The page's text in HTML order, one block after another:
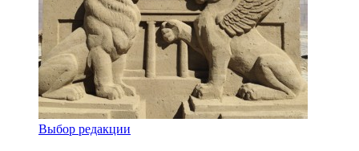
Выбор редакции